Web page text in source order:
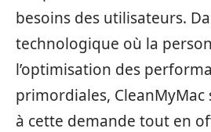
besoins des utilisateurs.
technologique où la
l’optimisation des
primordiales,
à cette demande tout en